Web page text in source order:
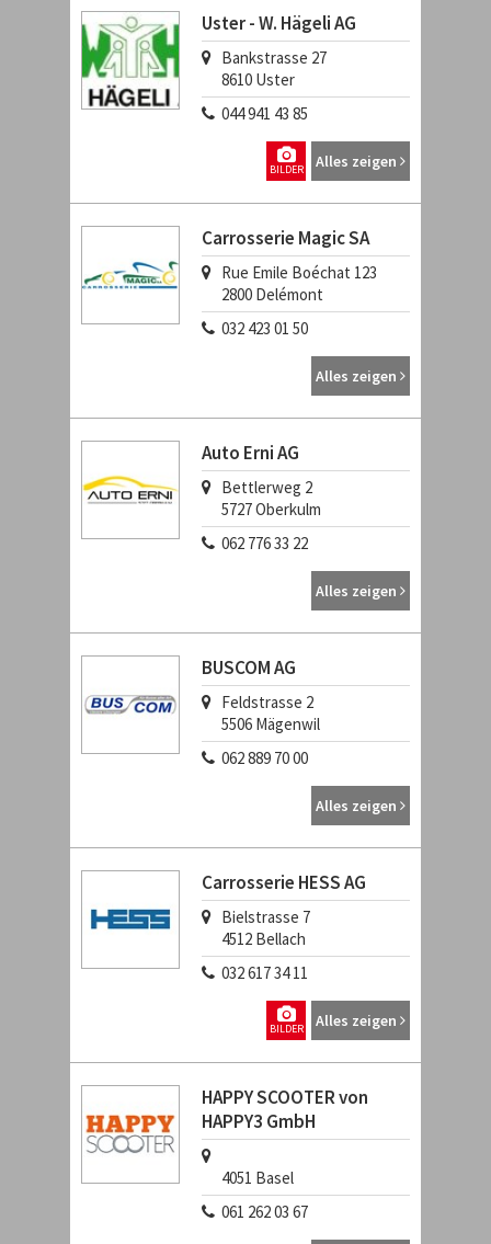
Uster - W. Hägeli AG
Bankstrasse 27
8610 Uster
044 941 43 85
Alles zeigen
BILDER
Carrosserie Magic SA
Rue Emile Boéchat 123
2800 Delémont
032 423 01 50
Alles zeigen
Auto Erni AG
Bettlerweg 2
5727Oberkulm
062 776 33 22
Alles zeigen
BUSCOM AG
Feldstrasse 2
5506 Mägenwil
062 889 70 00
Alles zeigen
Carrosserie HESS AG
Bielstrasse 7
4512 Bellach
032 617 34 11
Alles zeigen
BILDER
HAPPY SCOOTER von
HAPPY3 GmbH
4051 Basel
061 262 03 67